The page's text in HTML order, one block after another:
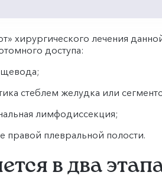
хирургического лечения
доступа:
стеблем желудка или
лимфодиссекция;
правой плевральной полости.
в два